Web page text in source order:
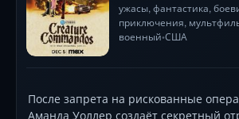
ужасы, фантастика,
приключения,
военный•США
После запрета на рискованные
Аманда Уоллер создаёт секретный